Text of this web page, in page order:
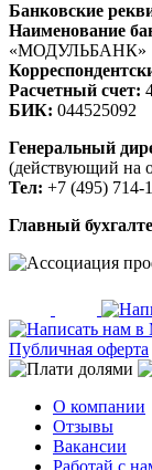
Банковские
Наименование
«МОДУЛЬБАНК»
Расчетный счет:
БИК: 044525092
Генеральный
(действующий на
Тел: +7 (495) 714-
Главный
Публичная оферта
О компании
Отзывы
Вакансии